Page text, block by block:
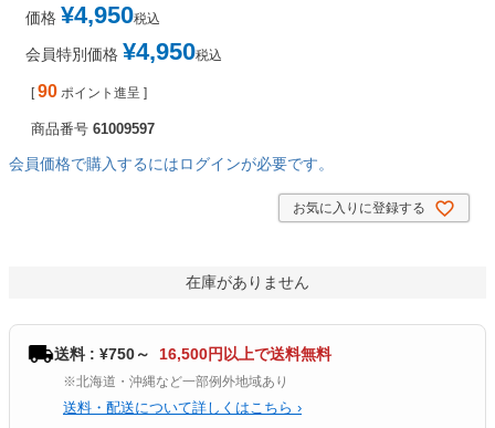
価格 ¥4,950税込
会員特別価格 ¥4,950税込
[ 90 ポイント進呈 ]
商品番号 61009597
会員価格で購入するにはログインが必要です。
お気に入りに登録する
在庫がありません
送料 : ¥750～ 16,500円以上で送料無料
※北海道・沖縄など一部例外地域あり
送料・配送について詳しくはこちら ›